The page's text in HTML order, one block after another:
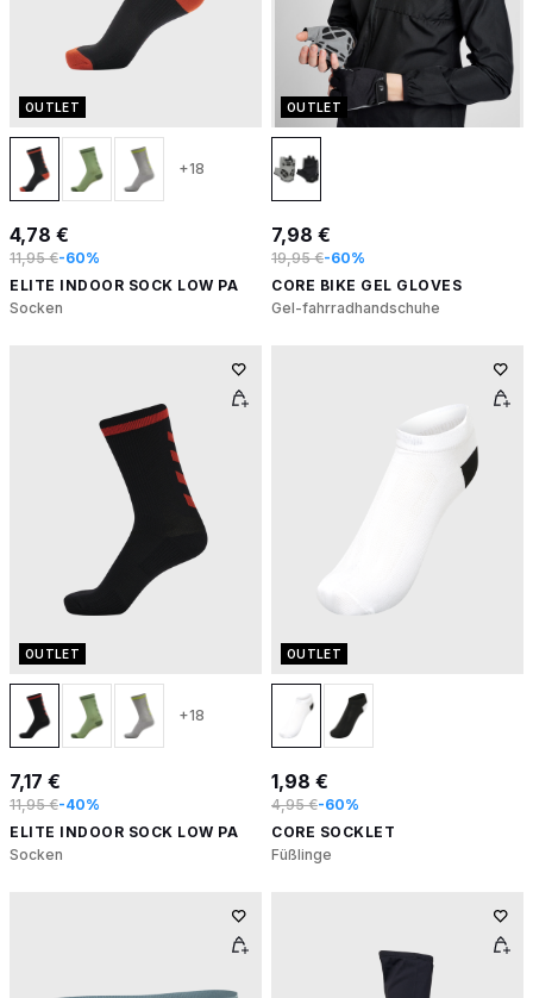
OUTLET
+18
4,78 €
11,95 €-60%
ELITE INDOOR SOCK LOW PA
Socken
OUTLET
7,98 €
19,95 €-60%
CORE BIKE GEL GLOVES
Gel-fahrradhandschuhe
OUTLET
+18
7,17 €
11,95 €-40%
ELITE INDOOR SOCK LOW PA
Socken
OUTLET
1,98 €
4,95 €-60%
CORE SOCKLET
Füßlinge